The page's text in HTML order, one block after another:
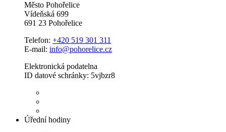
Město Pohořelice
Vídeňská 699
691 23 Pohořelice
Telefon: +420 519 301 311
E-mail: info@pohorelice.cz
Elektronická podatelna
ID datové schránky: 5vjbzr8
Úřední hodiny